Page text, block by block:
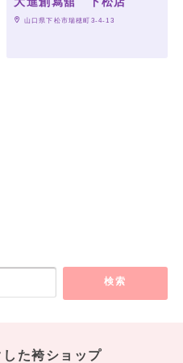
山口県下松市瑞穂町3-4-13
検索
た袴ショップ